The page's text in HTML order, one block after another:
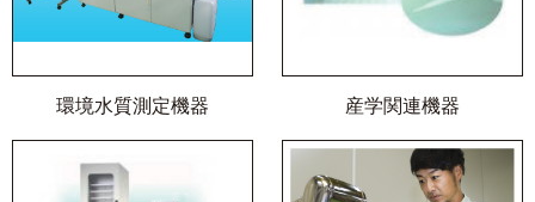
環境水質測定機器 産学関連機器